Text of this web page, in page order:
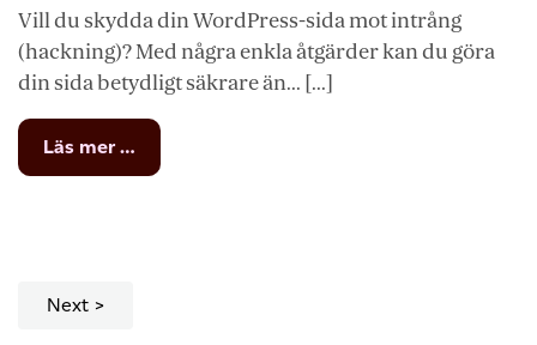
Vill du skydda din WordPress-sida mot intrång
(hackning)? Med några enkla åtgärder kan du göra
din sida betydligt säkrare än... [...]
Läs mer …
Hur
Next